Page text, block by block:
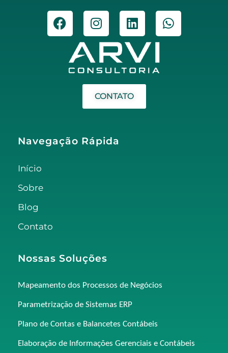
CONTATO
Navegação Rápida
Início
Sobre
Blog
Contato
Nossas Soluções
Mapeamento dos Processos de Negócios
Parametrização de Sistemas ERP
Plano de Contas e Balancetes Contábeis
Elaboração de Informações Gerenciais e Contábeis